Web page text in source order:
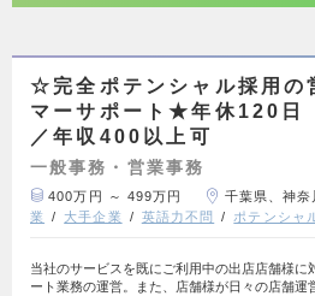
☆完全ポテンシャル採用の
マーサポート★年休120日
／年収400以上可
一般事務・営業事務
400万円 ～ 499万円 千葉県、神
業
大手企業 英語力不問 ポテンシャ
当社のサービスを既にご利用中の出店店舗様に
ート業務の運営。また、店舗様が日々の店舗運